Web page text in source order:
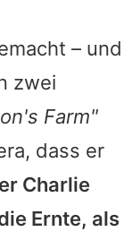
– und
zwei
Farm"
dass er
Charlie
Ernte, als